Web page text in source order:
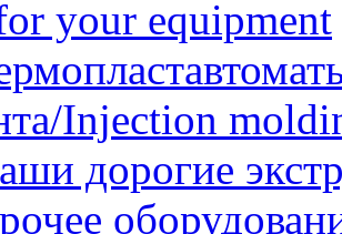
your equipment
Injection
дорогие